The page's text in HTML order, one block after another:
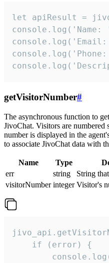
let apiResult =
getVisitorNumber#
The asynchronous function to
JivoChat. Visitors are
number is displayed in the
to associate JivoChat data with
Name Type
err
string
String
visitorNumber integer Visitor's
    if (error) {